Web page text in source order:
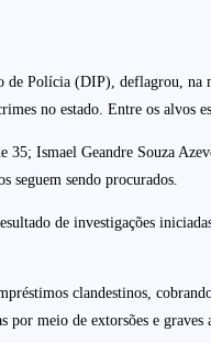
Polícia (DIP), deflagrou, na
no estado. Entre os alvos
Ismael Geandre Souza
seguem sendo procurados.
de investigações
clandestinos,
meio de extorsões e graves